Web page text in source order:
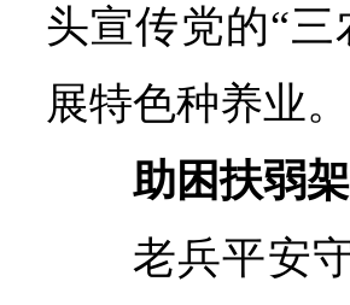
头宣传党的“
展特色种养业。
助困扶弱
老兵平安